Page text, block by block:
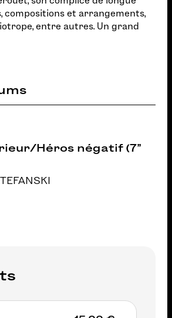
compositions et arrangements,
entre autres. Un grand
Héros négatif (7’’